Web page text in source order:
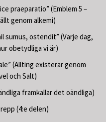
praeparatio” (Emblem 5 –
genom alkemi)
sumus, ostendit” (Varje dag,
obetydliga vi är)
(Allting existerar genom
och Salt)
framkallar det oändliga)
(4:e delen)